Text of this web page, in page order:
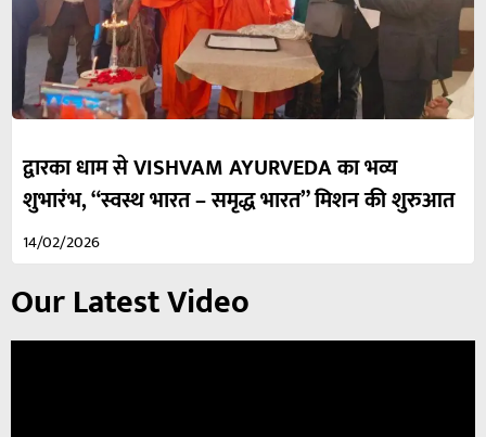
द्वारका धाम से VISHVAM AYURVEDA का भव्य
शुभारंभ, “स्वस्थ भारत – समृद्ध भारत” मिशन की शुरुआत
14/02/2026
Our Latest Video